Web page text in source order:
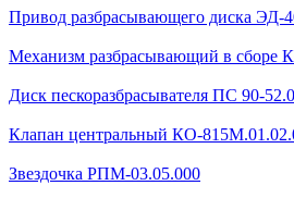
Привод разбрасывающего диска ЭД-
Механизм разбрасывающий в сборе
Диск пескоразбрасывателя ПС 90-
Клапан центральный КО-
Звездочка РПМ-03.05.000